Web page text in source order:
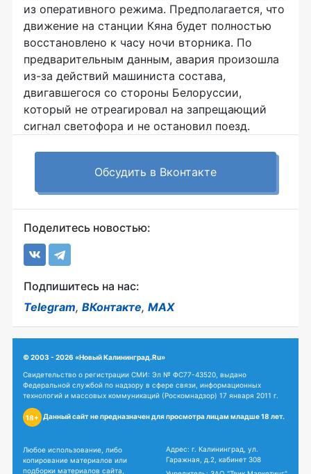
из оперативного режима. Предполагается, что
движение на станции Кяна будет полностью
восстановлено к часу ночи вторника. По
предварительным данным, авария произошла
из-за действий машиниста состава,
двигавшегося со стороны Белоруссии,
который не отреагировал на запрещающий
сигнал светофора и не остановил поезд.
Обсудить в Вконтакте
Поделитесь новостью:
Подпишитесь на нас:
Telegram, ВКонтакте, MAX
© 2003 - 2026 «Новый Калининград.Ru»
Свидетельство о регистрации СМИ: Эл № ФС77-43520, выдано
Федеральной службой по надзору в сфере связи, информационных
технологий и массовых коммуникаций (Роскомнадзор) 17 января 2011 г.
18+ Данный сайт не предназначен для просмотра лицам младше 18 лет.
Любое использование, либо
копирование материалов или
подборки материалов сайта,
Адрес: г. Калининград, ул.
Гаражная, д.2, кабинет 308